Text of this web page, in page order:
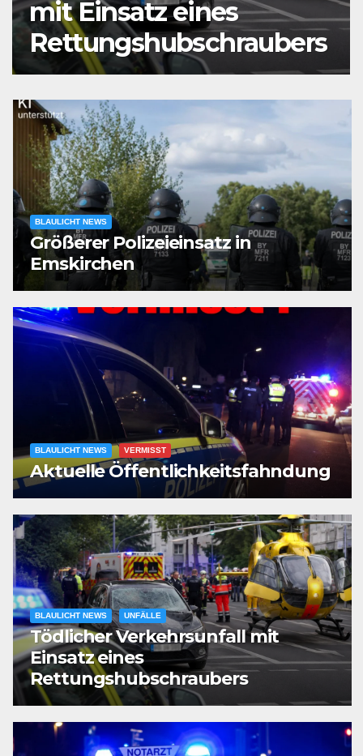
mit Einsatz eines
Rettungshubschraubers
BLAULICHT NEWS
Größerer Polizeieinsatz in
Emskirchen
BLAULICHT NEWS VERMISST
Aktuelle Öffentlichkeitsfahndung
BLAULICHT NEWS UNFÄLLE
Tödlicher Verkehrsunfall mit
Einsatz eines
Rettungshubschraubers